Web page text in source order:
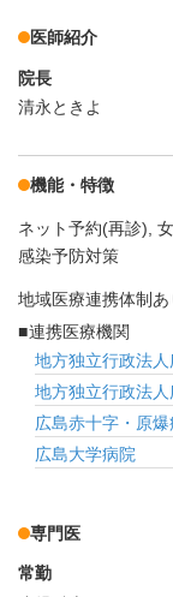
医師紹介
院長
清永ときよ
機能・特徴
ネット予約(再診)
感染予防対策
地域医療連携体制あ
連携医療機関
地方独立行政法
地方独立行政法
広島赤十字・原爆
広島大学病院
専門医
常勤